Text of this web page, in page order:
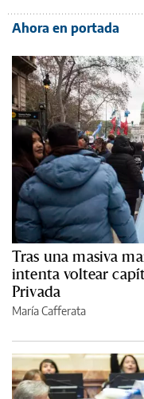
Ahora en portada
Tras una masiva
intenta voltear
Privada
María Cafferata